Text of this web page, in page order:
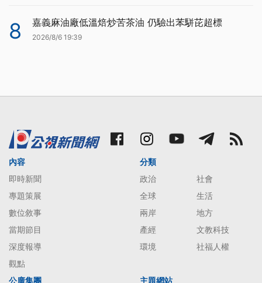
8 嘉義麻油廠低溫焙炒苦茶油 仍驗出苯駢芘超標
2026/8/6 19:39
內容
即時新聞
專題策展
數位敘事
當期節目
深度報導
觀點
分類
政治
社會
全球
生活
兩岸
地方
產經
文教科技
環境
社福人權
公廣集團 主題網站